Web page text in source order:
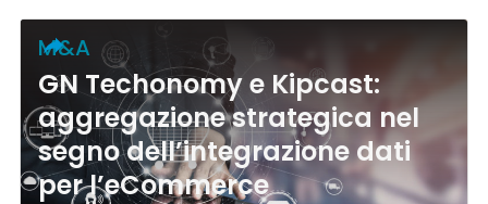
M&A
GN Techonomy e Kipcast:
aggregazione strategica nel
segno dell’integrazione dati
per l’eCommerce